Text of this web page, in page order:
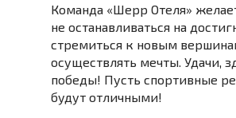
Команда «Шерр Отеля»
не останавливаться на
стремиться к новым
осуществлять мечты. Удачи,
победы! Пусть спортивные
будут отличными!